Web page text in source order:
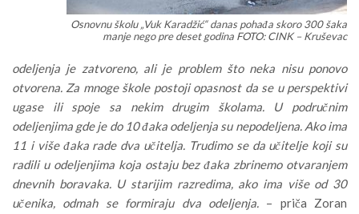
Osnovnu školu „Vuk Karadžić“ danas pohađa skoro 300 šaka
manje nego pre deset godina FOTO: CINK – Kruševac
odeljenja je zatvoreno, ali je problem što neka nisu ponovo
otvorena. Za mnoge škole postoji opasnost da se u perspektivi
ugase ili spoje sa nekim drugim školama. U područnim
odeljenjima gde je do 10 đaka odeljenja su nepodeljena. Ako ima
11 i više đaka rade dva učitelja. Trudimo se da učitelje koji su
radili u odeljenjima koja ostaju bez đaka zbrinemo otvaranjem
dnevnih boravaka. U starijim razredima, ako ima više od 30
učenika, odmah se formiraju dva odeljenja.– priča Zoran